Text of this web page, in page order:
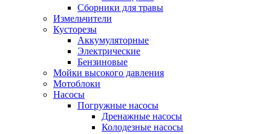
Сборники для травы
Измельчители
Кусторезы
Аккумуляторные
Электрические
Бензиновые
Мойки высокого давления
Мотоблоки
Насосы
Погружные насосы
Дренажные насосы
Колодезные насосы